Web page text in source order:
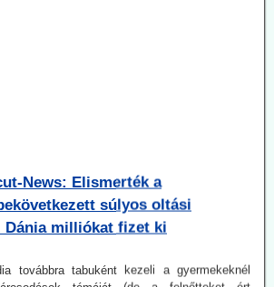
Dánia milliókat fizet ki
továbbra tabuként kezeli a gyermekeknél
témáját (de a felnőtteket ért
a dán közszolgálati műsorszolgáltató DR